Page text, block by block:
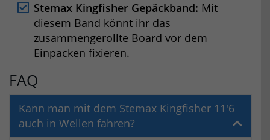
Stemax Kingfisher Gepäckband: Mit
diesem Band könnt ihr das
zusammengerollte Board vor dem
Einpacken fixieren.
FAQ
Kann man mit dem Stemax Kingfisher 11'6
auch in Wellen fahren?